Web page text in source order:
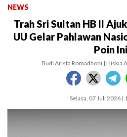
NEWS
Trah Sri Sultan HB II
UU Gelar Pahlawan
Poin Ini
Budi Arista Romadhoni | Hiskia
Selasa, 07 Juli 2026 |